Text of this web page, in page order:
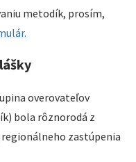
metodík, prosím,
overovateľov
bola rôznorodá z
zastúpenia